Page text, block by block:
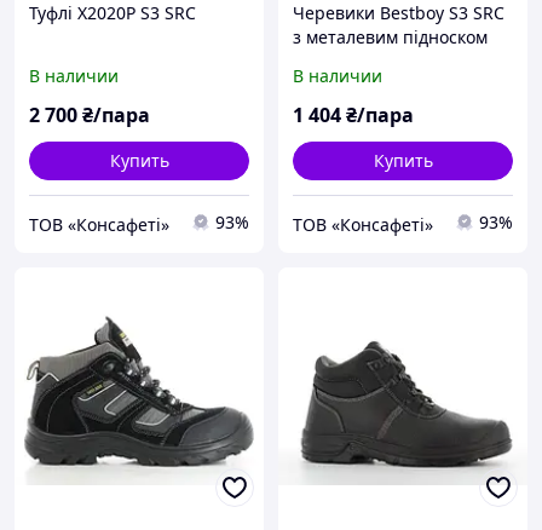
Туфлі Х2020Р S3 SRC
В наличии
2 700₴/пара
Купить
ТОВ «Консафеті» 93%
Черевики Bestboy S3 SRC
з металевим підноском
В наличии
1 404₴/пара
Купить
ТОВ «Консафеті» 93%